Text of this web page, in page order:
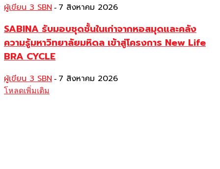
ผู้เขียน 3 SBN - 7 สิงหาคม 2026
SABINA รับมอบชุดชั้นในเก่าจากหอสมุดและคลัง
ความรู้มหาวิทยาลัยมหิดล เข้าสู่โครงการ New Life
BRA CYCLE
ผู้เขียน 3 SBN - 7 สิงหาคม 2026
โหลดเพิ่มเติม